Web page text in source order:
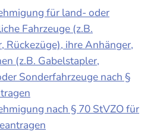
für land- oder
Fahrzeuge (z.B.
Rückezüge), ihre Anhänger,
(z.B. Gabelstapler,
Sonderfahrzeuge nach §
nach § 70 StVZO für